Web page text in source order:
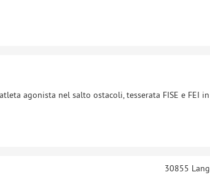
agonista nel salto ostacoli, tesserata FISE e FEI
30855